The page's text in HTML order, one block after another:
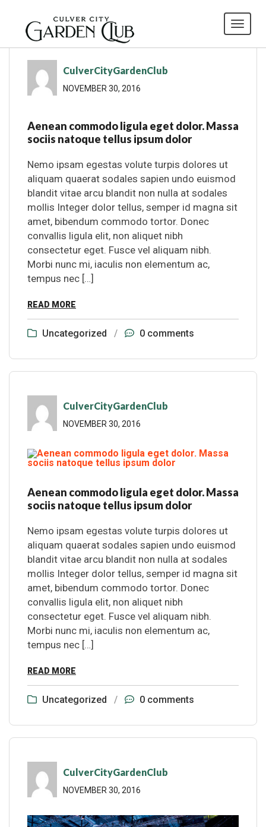
CulverCityGardenClub
NOVEMBER 30, 2016
Aenean commodo ligula eget dolor. Massa
sociis natoque tellus ipsum dolor
Nemo ipsam egestas volute turpis dolores ut
aliquam quaerat sodales sapien undo euismod
blandit vitae arcu blandit non nulla at sodales
mollis Integer dolor tellus, semper id magna sit
amet, bibendum commodo tortor. Donec
convallis ligula elit, non aliquet nibh
consectetur eget. Fusce vel aliquam nibh.
Morbi nunc mi, iaculis non elementum ac,
tempus nec […]
READ MORE
Uncategorized / 0 comments
CulverCityGardenClub
NOVEMBER 30, 2016
Aenean commodo ligula eget dolor. Massa
sociis natoque tellus ipsum dolor
Nemo ipsam egestas volute turpis dolores ut
aliquam quaerat sodales sapien undo euismod
blandit vitae arcu blandit non nulla at sodales
mollis Integer dolor tellus, semper id magna sit
amet, bibendum commodo tortor. Donec
convallis ligula elit, non aliquet nibh
consectetur eget. Fusce vel aliquam nibh.
Morbi nunc mi, iaculis non elementum ac,
tempus nec […]
READ MORE
Uncategorized / 0 comments
CulverCityGardenClub
NOVEMBER 30, 2016